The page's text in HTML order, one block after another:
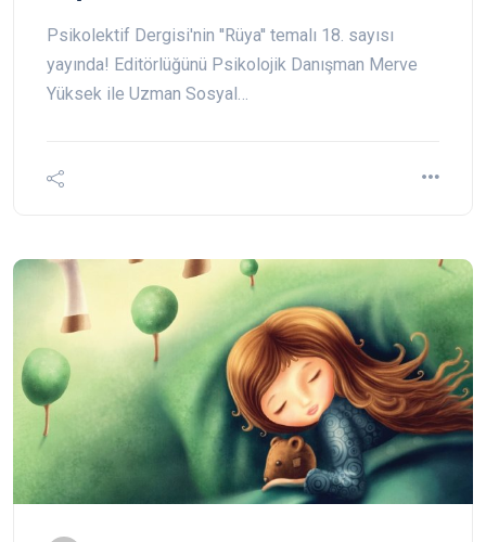
Psikolektif Dergisi'nin ''Rüya'' temalı 18. sayısı
yayında! Editörlüğünü Psikolojik Danışman Merve
Yüksek ile Uzman Sosyal…